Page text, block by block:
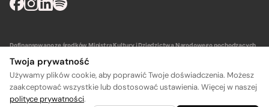
Dofinansowano ze środków Ministra Kultury i Dziedzictwa Narodowego pochodzących
Twoja prywatność
Używamy plików cookie, aby poprawić Twoje doświadczenia. Możesz
zaakceptować wszystkie lub dostosować ustawienia. Więcej w naszej
polityce prywatności.